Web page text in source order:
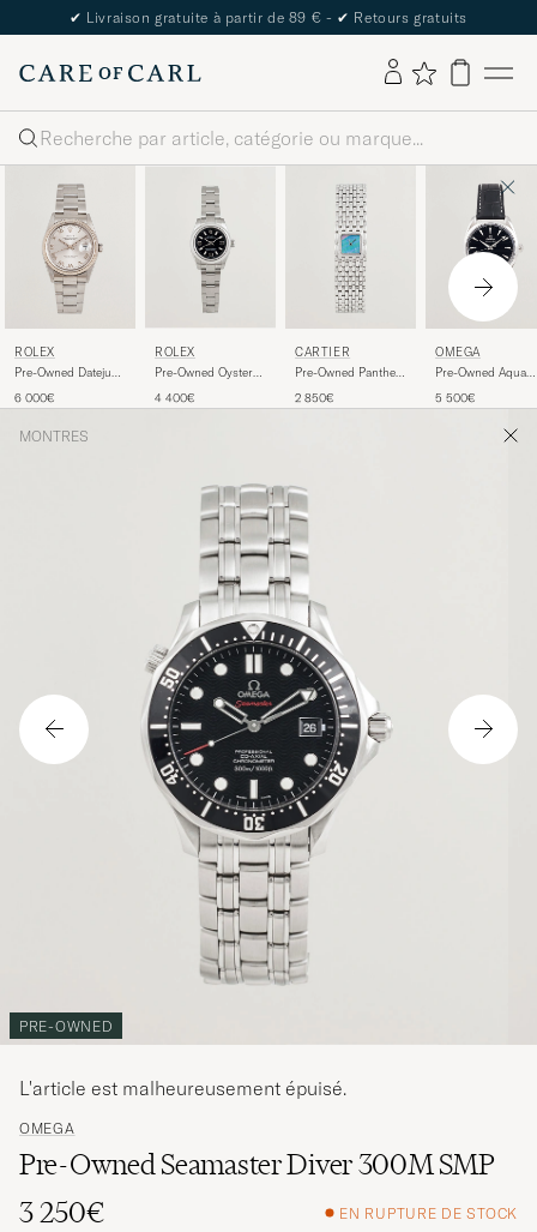
✔ Livraison gratuite à partir de 89 € - ✔ Retours gratuits
Rechercher
ROLEX
Pre-Owned Datejust
6 000€
ROLEX
Pre-Owned Oyster
4 400€
CARTIER
Pre-Owned Panthere
2 850€
OMEGA
Pre-Owned Aqua
5 500€
MONTRES
PRE-OWNED
OMEGA
Pre-Owned Seamaster Diver 300M SMP
3 250€
EN RUPTURE DE STOCK
L'article est malheureusement épuisé.